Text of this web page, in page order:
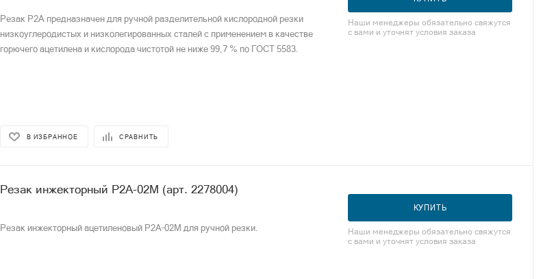
Резак Р2А предназначен для ручной разделительной кислородной резки
низкоуглеродистых и низколегированных сталей с применением в качестве
горючего ацетилена и кислорода чистотой не ниже 99,7 % по ГОСТ 5583.
В ИЗБРАННОЕ СРАВНИТЬ
Наши менеджеры обязательно свяжутся
с вами и уточнят условия заказа
Резак инжекторный P2A-02М (арт. 2278004)
Резак инжекторный ацетиленовый P2A-02М для ручной резки.
КУПИТЬ
Наши менеджеры обязательно свяжутся
с вами и уточнят условия заказа